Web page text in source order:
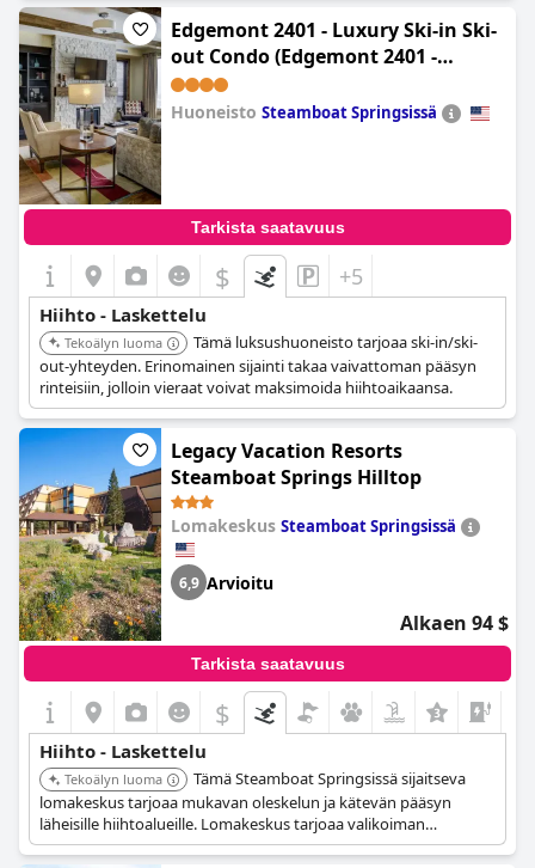
Edgemont 2401 - Luxury Ski-in Ski-
out Condo (Edgemont 2401 -
Luxury Condo, Slope Views, True
Ski-in Ski-out Access & Winter
Huoneisto Steamboat Springsissä
Tarkista saatavuus
$ +5
Hiihto - Laskettelu
Tekoälyn luoma
Tämä luksushuoneisto tarjoaa ski-in/ski-
out-yhteyden. Erinomainen sijainti takaa vaivattoman pääsyn
rinteisiin, jolloin vieraat voivat maksimoida hiihtoaikaansa.
Legacy Vacation Resorts
Steamboat Springs Hilltop
Lomakeskus Steamboat Springsissä
6,9 Arvioitu
Alkaen 94 $
Tarkista saatavuus
$
Hiihto - Laskettelu
Tekoälyn luoma
Tämä Steamboat Springsissä sijaitseva
lomakeskus tarjoaa mukavan oleskelun ja kätevän pääsyn
läheisille hiihtoalueille. Lomakeskus tarjoaa valikoiman
mukavuuksia, jotka sopivat perheille ja hiihdon harrastajille.